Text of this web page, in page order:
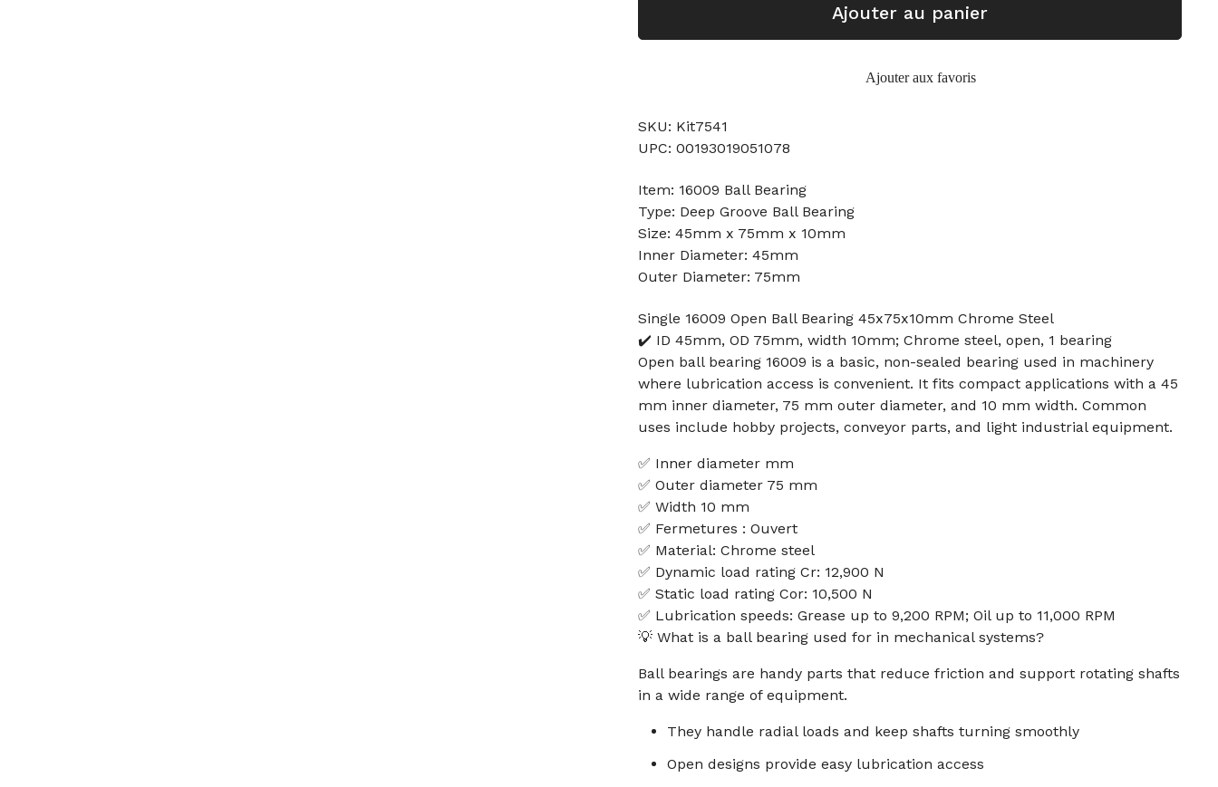
Ajouter au panier
Ajouter aux favoris
SKU: Kit7541
UPC: 00193019051078
Item: 16009 Ball Bearing
Type: Deep Groove Ball Bearing
Size: 45mm x 75mm x 10mm
Inner Diameter: 45mm
Outer Diameter: 75mm
Single 16009 Open Ball Bearing 45x75x10mm Chrome Steel
✔️ ID 45mm, OD 75mm, width 10mm; Chrome steel, open, 1 bearing
Open ball bearing 16009 is a basic, non-sealed bearing used in machinery
where lubrication access is convenient. It fits compact applications with a 45
mm inner diameter, 75 mm outer diameter, and 10 mm width. Common
uses include hobby projects, conveyor parts, and light industrial equipment.
✅ Inner diameter mm
✅ Outer diameter 75 mm
✅ Width 10 mm
✅ Fermetures : Ouvert
✅ Material: Chrome steel
✅ Dynamic load rating Cr: 12,900 N
✅ Static load rating Cor: 10,500 N
✅ Lubrication speeds: Grease up to 9,200 RPM; Oil up to 11,000 RPM
💡 What is a ball bearing used for in mechanical systems?
Ball bearings are handy parts that reduce friction and support rotating shafts
in a wide range of equipment.
They handle radial loads and keep shafts turning smoothly
Open designs provide easy lubrication access